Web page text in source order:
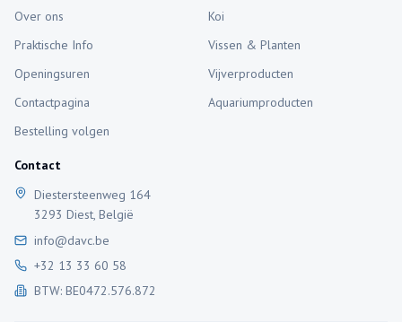
Over ons
Praktische Info
Openingsuren
Contactpagina
Bestelling volgen
Koi
Vissen & Planten
Vijverproducten
Aquariumproducten
Contact
Diestersteenweg 164
3293 Diest, België
info@davc.be
+32 13 33 60 58
BTW: BE0472.576.872